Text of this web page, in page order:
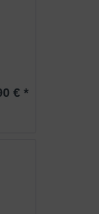
€ *